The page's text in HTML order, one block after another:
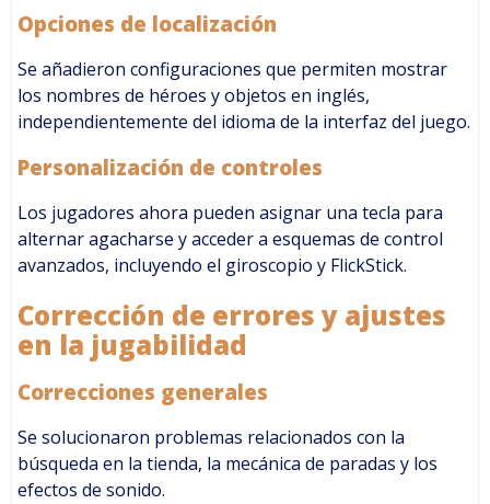
Opciones de localización
Se añadieron configuraciones que permiten mostrar
los nombres de héroes y objetos en inglés,
independientemente del idioma de la interfaz del juego.
Personalización de controles
Los jugadores ahora pueden asignar una tecla para
alternar agacharse y acceder a esquemas de control
avanzados, incluyendo el giroscopio y FlickStick.
Corrección de errores y ajustes
en la jugabilidad
Correcciones generales
Se solucionaron problemas relacionados con la
búsqueda en la tienda, la mecánica de paradas y los
efectos de sonido.